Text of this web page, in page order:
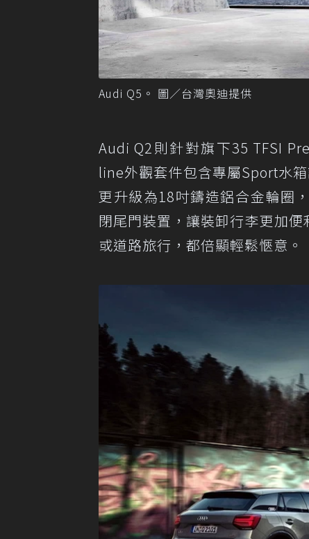
Audi Q5。 圖／台灣奧迪提供
Audi Q2則針對旗下35 TFSI
line外觀套件包含專屬Sport水
更升級為18吋鑄造鋁合金輪圈
閉尾門裝置，讓裝卸行李更加
或道路旅行，都倍顯輕鬆愜意。